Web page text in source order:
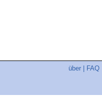
über FAQ